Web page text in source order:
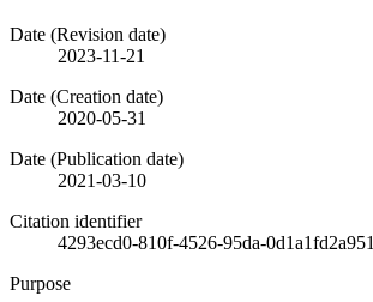
Date (Revision date)
2023-11-21
Date (Creation date)
2020-05-31
Date (Publication date)
2021-03-10
Citation identifier
4293ecd0-810f-4526-95da-0d1a1fd2a951
Purpose